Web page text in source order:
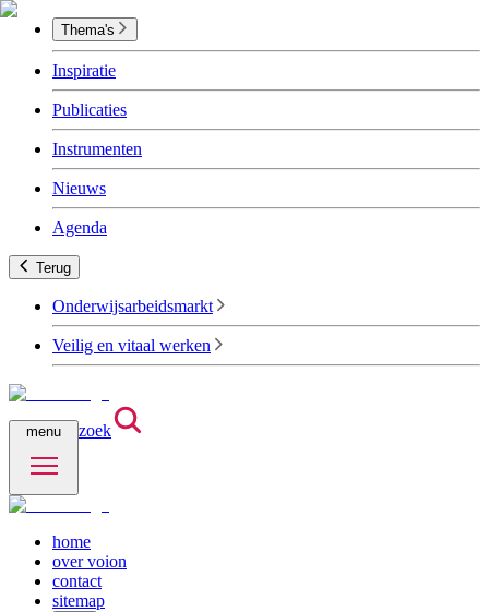
Thema's
Inspiratie
Publicaties
Instrumenten
Nieuws
Agenda
Terug
Onderwijsarbeidsmarkt
Veilig en vitaal werken
menu zoek
home
over voion
contact
sitemap